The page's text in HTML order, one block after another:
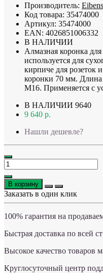
Производитель:
Код товара: 35474000
Артикул: 35474000
EAN: 4026851006332
В НАЛИЧИИ
Алмазная коронка
используется для
кирпиче для розеток
коронки 70 мм.
М16. Применяется с
В НАЛИЧИИ 9640
9 640 р.
Нашли дешевле?
В корзину
Заказать в один клик
100% гарантия на
Быстрая доставка по всей
Высокое качество товаров
Круглосуточный центр